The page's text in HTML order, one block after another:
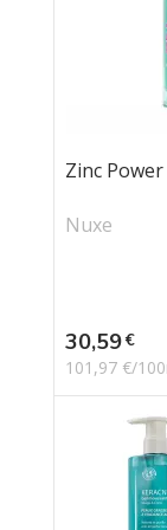
Zinc Power
Nuxe
Prix
30,59€
101,97 €/